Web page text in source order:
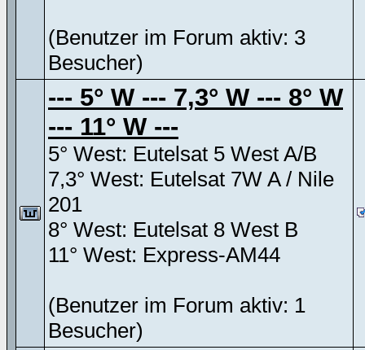
(Benutzer im Forum aktiv: 3
Besucher)
--- 5° W --- 7,3° W --- 8° W
--- 11° W ---
5° West: Eutelsat 5 West A/B
7,3° West: Eutelsat 7W A / Nile
201
8° West: Eutelsat 8 West B
11° West: Express-AM44
(Benutzer im Forum aktiv: 1
Besucher)